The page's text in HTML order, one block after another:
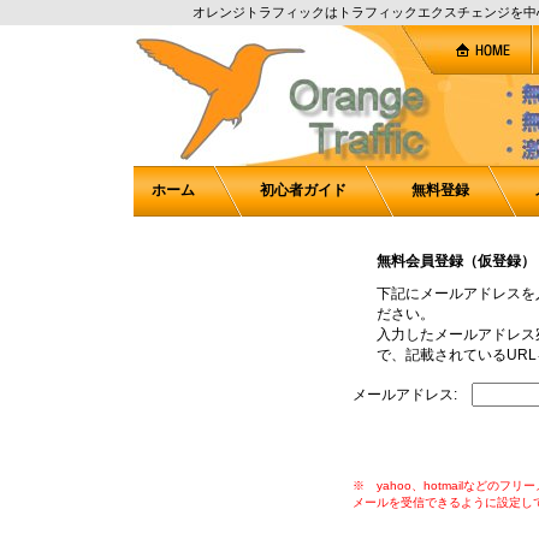
オレンジトラフィックはトラフィックエクスチェンジを
ホーム 初心者ガイド 無料登録
無料会員登録（仮登録）
下記にメールアドレス
ださい。
入力したメールアドレ
で、記載されている
メールアドレス:
※ yahoo、hotmailなどのフリー
メールを受信できるように設定し